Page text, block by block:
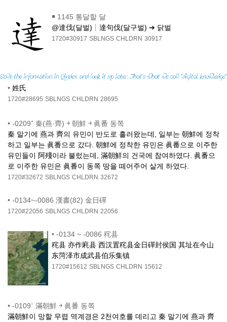
￭ 1145 통달할 달
@達伐(달벌)┆達句伐(달구벌) ➔ 닭벌
1720#30917 SBLNGS CHLDRN 30917
• 姓氏
1720#28695 SBLNGS CHLDRN 28695
• -0209⁺ 秦(燕·齊) ￫ 朝鮮 ￫ 眞番 동쪽
秦 말기에 燕과 齊의 유민이 반도로 흘러왔는데, 일부는 朝鮮에 정착
하고 일부는 眞番으로 갔다. 朝鮮에 정착한 유민은 眞番으로 이주한
유민들이 阿殘이라 불렀는데, 滿朝鮮의 건국에 참여하였다. 眞番으
로 이주한 유민은 眞番이 동쪽 땅을 떼어주어 살게 하였다.
1720#32672 SBLNGS CHLDRN 32672
• -0134~-0086 漢書(82) 金日磾
1720#22056 SBLNGS CHLDRN 22056
• -0134 ~ -0086 秺县
秺县 亦作㢉县 西汉置秺县金日磾封侯国 其址在今山
东菏泽市成武县伯乐集镇
1720#15612 SBLNGS CHLDRN 15612
• -0109⁻ 滿朝鮮 ￫ 眞番 동쪽
滿朝鮮이 망할 무렵 역계경은 2천여호를 데리고 秦 말기에 燕과 齊